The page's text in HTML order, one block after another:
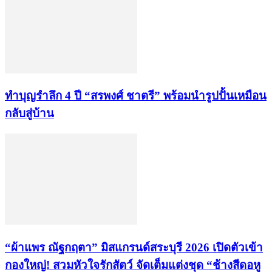
ทำบุญรำลึก 4 ปี “สรพงศ์ ชาตรี” พร้อมนำรูปปั้นเหมือน
กลับสู่บ้าน
“ผ้าแพร ณัฐกฤตา” มิสแกรนด์สระบุรี 2026 เปิดตัวเข้า
กองใหญ่! สวมหัวใจรักสัตว์ จัดเต็มแต่งชุด “ช้างสีดอหู